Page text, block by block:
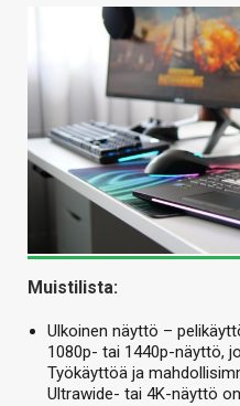
Muistilista:
Ulkoinen näyttö –
1080p- tai 1440p-näyttö,
Työkäyttöä ja
Ultrawide- tai 4K-näyttö